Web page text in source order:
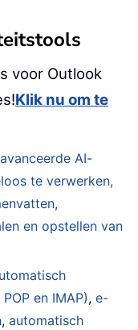
voor Outlook
Klik nu om te
AI-
te verwerken,
en opstellen van
en IMAP),e-
,automatisch